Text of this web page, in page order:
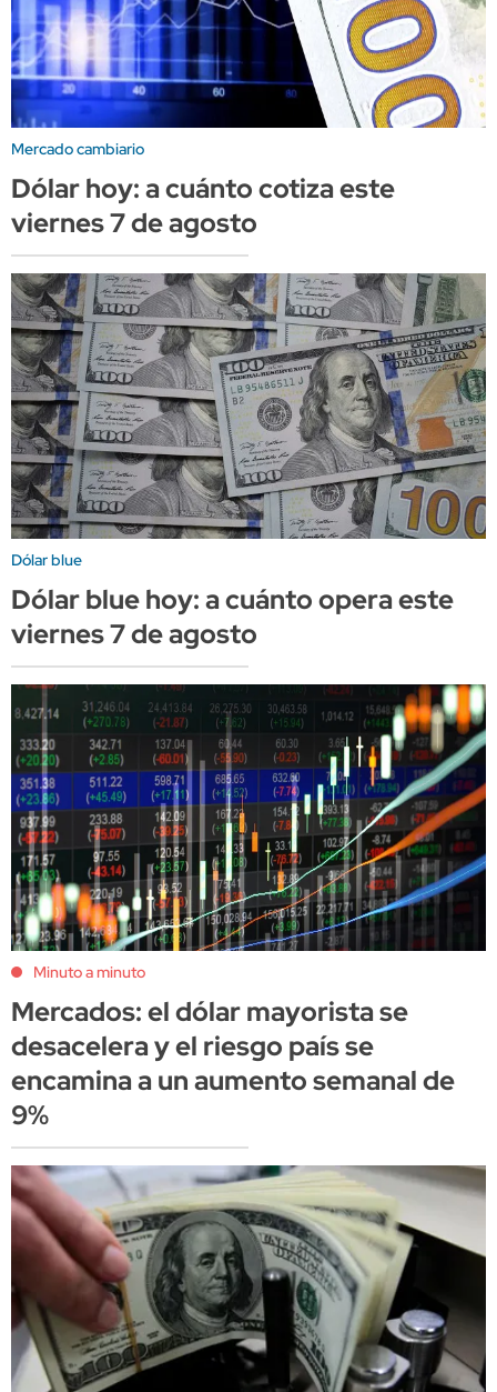
Mercado cambiario
Dólar hoy: a cuánto cotiza este
viernes 7 de agosto
Dólar blue
Dólar blue hoy: a cuánto opera este
viernes 7 de agosto
Minuto a minuto
Mercados: el dólar mayorista se
desacelera y el riesgo país se
encamina a un aumento semanal de
9%